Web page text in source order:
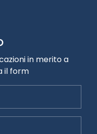
in merito a
il form